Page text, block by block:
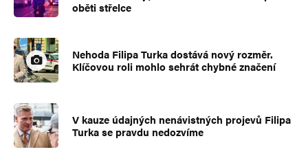
oběti střelce
Nehoda Filipa Turka dostává nový rozměr.
Klíčovou roli mohlo sehrát chybné značení
V kauze údajných nenávistných projevů Filipa
Turka se pravdu nedozvíme